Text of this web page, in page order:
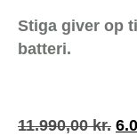
Stiga giver op
batteri.
11.990,00kr.